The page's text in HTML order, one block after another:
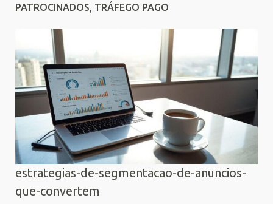
PATROCINADOS, TRÁFEGO PAGO
estrategias-de-segmentacao-de-anuncios-
que-convertem